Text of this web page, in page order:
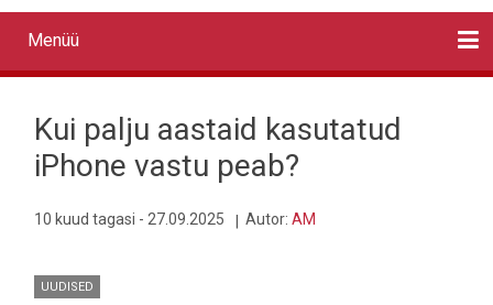
Primary
links
Menüü
Kui palju aastaid kasutatud
iPhone vastu peab?
10 kuud tagasi - 27.09.2025 Autor: AM
UUDISED